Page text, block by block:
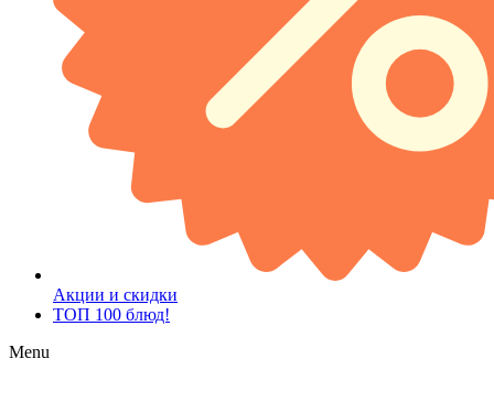
Акции и скидки
ТОП 100 блюд!
Menu